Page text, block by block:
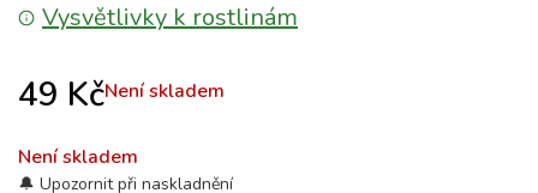
Vysvětlivky k rostlinám
49 KčNení skladem
Není skladem